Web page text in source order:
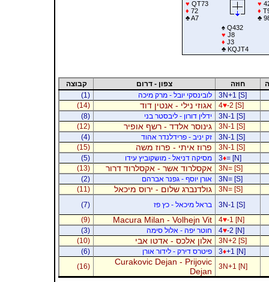
♥ QT73
♦ 72
♣A7
♥
♦
♣
♠Q432
♥ J8
♦ J3
♣KQJT4
חוזה צפון - דרום
קבוצה
3N+1 [S]
לובינסקי יובל - מרק מיכה
(1)
4♥-2 [S] אגוזי נילי - אנטין דוד
(14)
3N-1 [S]
ידלין דורון - ליבסטר בני
(8)
3N-1 [S]
גינוסר אלדד - רשף אופיר
(12)
3N-1 [S]
זק יניב - פרידלנדר אהוד
(4)
3N-1 [S]
פרוז איתי - פרוז משה
(15)
3♦= [N] מסיקה דניאל - מושקוביץ עידו
(5)
3N= [S]
אקסלרוד אשר - אקסלרוד דרור
(13)
3N= [S]
אורן יוסף - גפנר אברהם
(2)
3N= [S]
גולדנברג שלום - ירוס מיכאל
(11)
3N-1 [S]
בראל מיכאל - כץ פז
(7)
4♥-1 [N]
Macura Milan - Volhejn Vit
(9)
4♥-2 [N] חוטר יפה - אלול סימה
(3)
3N+2 [S]
אלון אלכס - אדטו אבי
(10)
3♦+1 [N] פיטרס דירק - לידור אורן
(6)
3N+1 [N]
Curakovic Dejan - Prijovic
Dejan
(16)